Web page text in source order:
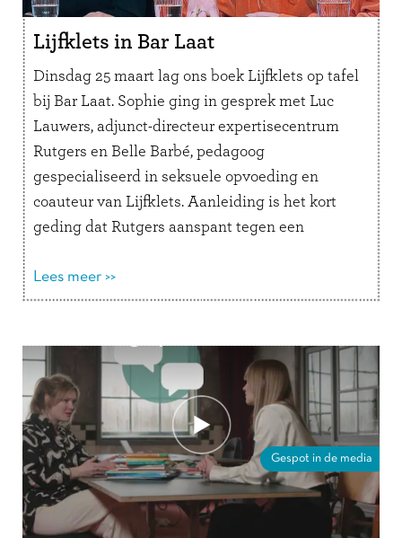
Lijfklets in Bar Laat
Dinsdag 25 maart lag ons boek Lijfklets op tafel
bij Bar Laat. Sophie ging in gesprek met Luc
Lauwers, adjunct-directeur expertisecentrum
Rutgers en Belle Barbé, pedagoog
gespecialiseerd in seksuele opvoeding en
coauteur van Lijfklets. Aanleiding is het kort
geding dat Rutgers aanspant tegen een
de Week van de Lentekriebels …
Lees meer >>
Gespot in de media